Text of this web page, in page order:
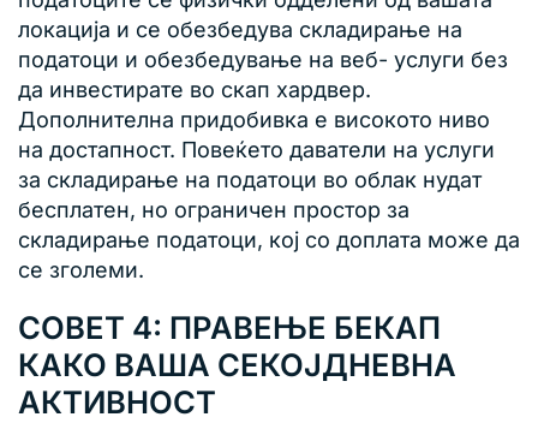
локација и се обезбедува складирање на
податоци и обезбедување на веб- услуги без
да инвестирате во скап хардвер.
Дополнителна придобивка е високото ниво
на достапност. Повеќето даватели на услуги
за складирање на податоци во облак нудат
бесплатен, но ограничен простор за
складирање податоци, кој со доплата може да
се зголеми.
СОВЕТ 4: ПРАВЕЊЕ БЕКАП
КАКО ВАША СЕКОЈДНЕВНА
АКТИВНОСТ